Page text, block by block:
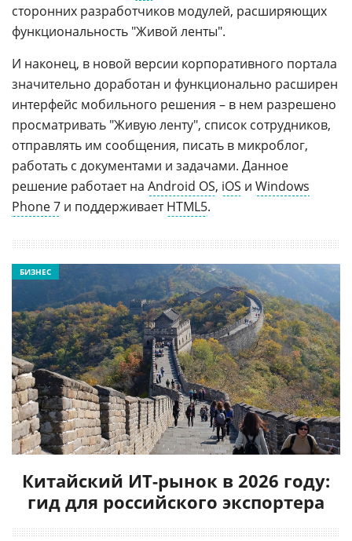
сторонних разработчиков модулей, расширяющих
функциональность "Живой ленты".
И наконец, в новой версии корпоративного портала
значительно доработан и функционально расширен
интерфейс мобильного решения – в нем разрешено
просматривать "Живую ленту", список сотрудников,
отправлять им сообщения, писать в микроблог,
работать с документами и задачами. Данное
решение работает на Android OS, iOS и Windows
Phone 7 и поддерживаетHTML5.
Китайский ИТ-рынок в 2026 году:
гид для российского экспортера
БИЗНЕС